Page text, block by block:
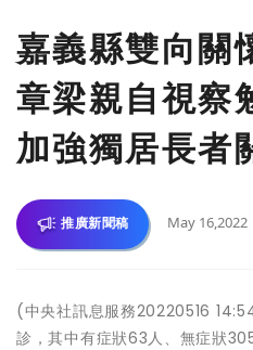
嘉義縣雙向關
章梁親自視察
加強獨居長者
推廣新聞稿 May 16,2022
(中央社訊息服務20220516
診，其中有症狀63人、無症狀